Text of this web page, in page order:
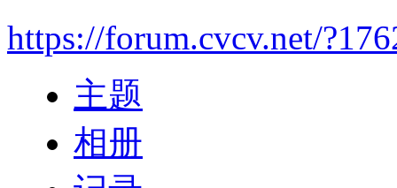
https://forum.cvcv.net/
主题
相册